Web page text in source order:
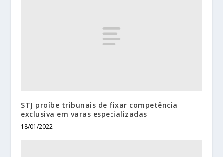
STJ proíbe tribunais de fixar competência
exclusiva em varas especializadas
18/01/2022